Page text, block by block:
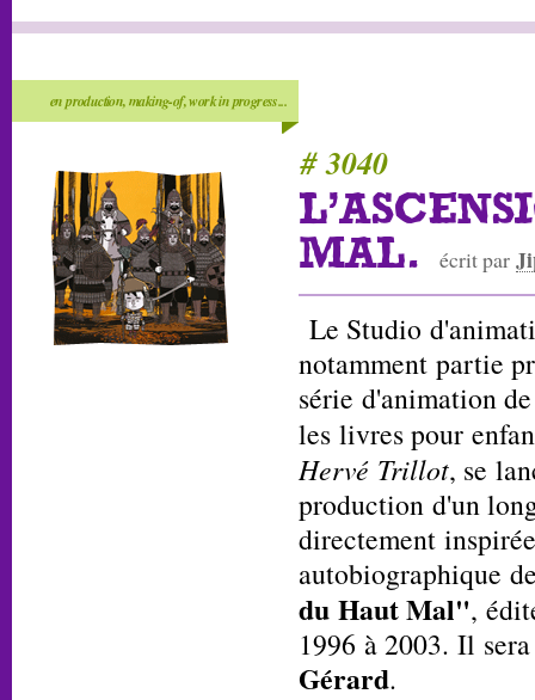
en production, making-of, work in progress...
# 3040
MAL.
écrit par
Le Studio
notamment partie
série d'animation
les livres pour
Hervé Trillot, se
production d'un
directement
autobiographique
du Haut Mal",
1996 à 2003. Il
Gérard.